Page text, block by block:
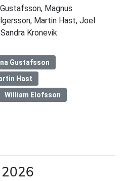
Magnus
Martin Hast, Joel
Kronevik
Gustafsson
Hast
William Elofsson